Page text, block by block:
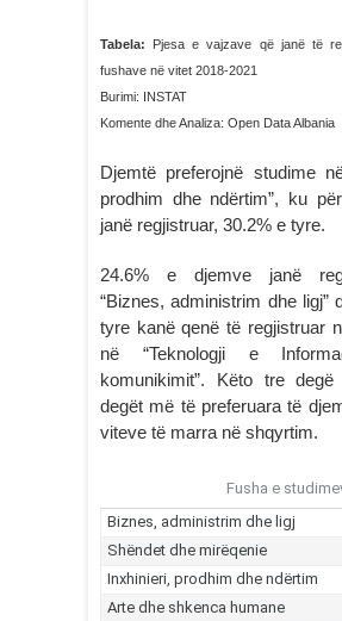
Tabela: Pjesa e vajzave që janë të
fushave në vitet 2018-2021
Burimi: INSTAT
Komente dhe Analiza: Open Data Albania
Djemtë preferojnë studime
prodhim dhe ndërtim”, ku
janë regjistruar, 30.2% e tyre.
24.6% e djemve janë
“Biznes, administrim dhe ligj”
tyre kanë qenë të regjistruar
në “Teknologji e
komunikimit”. Këto tre
degët më të preferuara të
viteve të marra në shqyrtim.